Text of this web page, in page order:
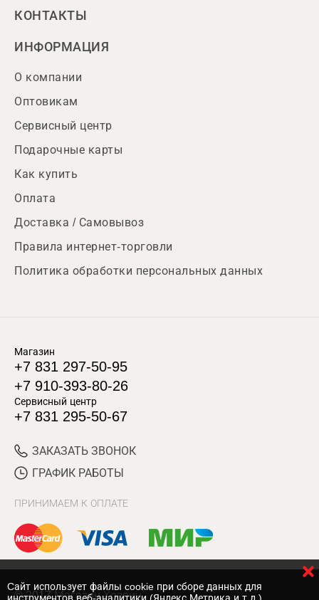
КОНТАКТЫ
ИНФОРМАЦИЯ
О компании
Оптовикам
Сервисный центр
Подарочные карты
Как купить
Оплата
Доставка / Самовывоз
Правила интернет-торговли
Политика обработки персональных данных
Магазин
+7 831 297-50-95
+7 910-393-80-26
Сервисный центр
+7 831 295-50-67
ЗАКАЗАТЬ ЗВОНОК
ГРАФИК РАБОТЫ
ПРИНИМАЕМ К ОПЛАТЕ
© 2017 Магазин Хозяин
Cайт использует файлы cookie при сборе данных для